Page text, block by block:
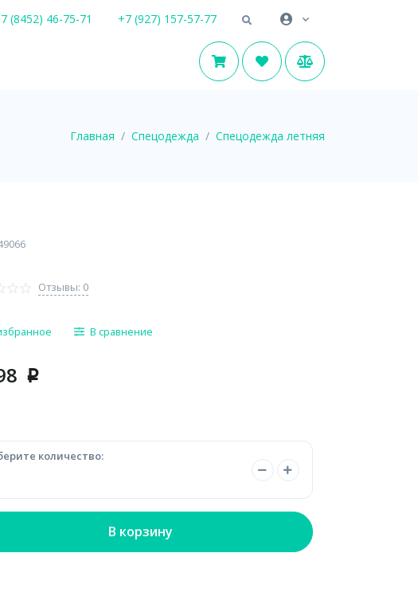
(8452) 46-75-71 +7 (927) 157-57-77
Главная Спецодежда Спецодежда летняя
Отзывы: 0
В сравнение
p
количество:
В корзину